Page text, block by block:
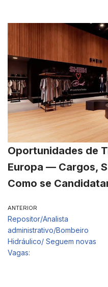
Oportunidades de
Europa — Cargos,
Como se
ANTERIOR
Repositor/Analista
administrativo/Bombeiro
Hidráulico/ Seguem novas
Vagas: